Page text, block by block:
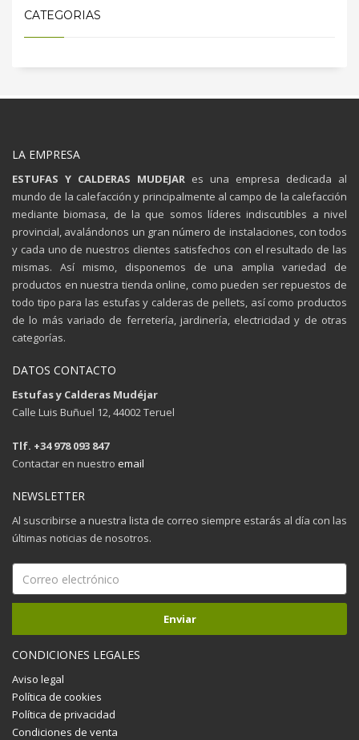
CATEGORIAS
LA EMPRESA
ESTUFAS Y CALDERAS MUDEJAR es una empresa dedicada al
mundo de la calefacción y principalmente al campo de la calefacción
mediante biomasa, de la que somos líderes indiscutibles a nivel
provincial, avalándonos un gran número de instalaciones, con todos
y cada uno de nuestros clientes satisfechos con el resultado de las
mismas. Así mismo, disponemos de una amplia variedad de
productos en nuestra tienda online, como pueden ser repuestos de
todo tipo para las estufas y calderas de pellets, así como productos
de lo más variado de ferretería, jardinería, electricidad y de otras
categorías.
DATOS CONTACTO
Estufas y Calderas Mudéjar
Calle Luis Buñuel 12, 44002 Teruel
Tlf. +34 978 093 847
Contactar en nuestro email
NEWSLETTER
Al suscribirse a nuestra lista de correo siempre estarás al día con las
últimas noticias de nosotros.
CONDICIONES LEGALES
Aviso legal
Política de cookies
Política de privacidad
Condiciones de venta